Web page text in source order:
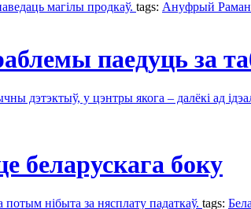
магілы продкаў. tags: Ануфрый
паедуць за
дэтэктыў, у цэнтры якога – далёкі ад
беларускага боку
потым нібыта за нясплату падаткаў. tags: